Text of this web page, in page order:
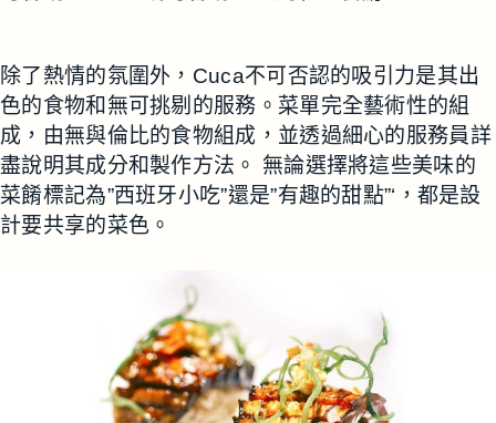
除了熱情的氛圍外，Cuca不可否認的吸引力是其出
色的食物和無可挑剔的服務。菜單完全藝術性的組
成，由無與倫比的食物組成，並透過細心的服務員詳
盡說明其成分和製作方法。 無論選擇將這些美味的
菜餚標記為”西班牙小吃”還是”有趣的甜點”‘，都是設
計要共享的菜色。